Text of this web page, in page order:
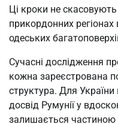
Ці кроки не
прикордонних
одеських
Сучасні дослідження
кожна зареєстрована
структура. Для
досвід Румунії у
залишається частиною